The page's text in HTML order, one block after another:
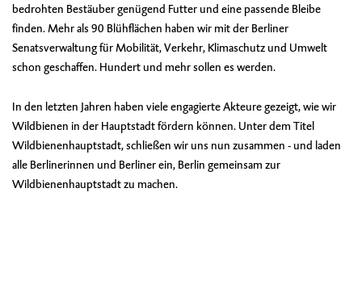
bedrohten Bestäuber genügend Futter und eine passende Bleibe
finden. Mehr als 90 Blühflächen haben wir mit der Berliner
Senatsverwaltung für Mobilität, Verkehr, Klimaschutz und Umwelt
schon geschaffen. Hundert und mehr sollen es werden.
In den letzten Jahren haben viele engagierte Akteure gezeigt, wie wir
Wildbienen in der Hauptstadt fördern können. Unter dem Titel
Wildbienenhauptstadt, schließen wir uns nun zusammen - und laden
alle Berlinerinnen und Berliner ein, Berlin gemeinsam zur
Wildbienenhauptstadt zu machen.